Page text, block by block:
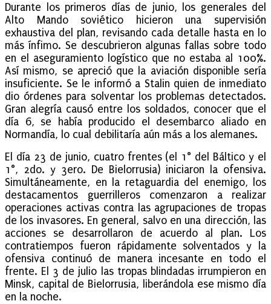
Durante los primeros días de junio, los generales del
Alto Mando soviético hicieron una supervisión
exhaustiva del plan, revisando cada detalle hasta en lo
más ínfimo. Se descubrieron algunas fallas sobre todo
en el aseguramiento logístico que no estaba al 100%.
Así mismo, se apreció que la aviación disponible sería
insuficiente. Se le informó a Stalin quien de inmediato
dio órdenes para solventar los problemas detectados.
Gran alegría causó entre los soldados, conocer que el
día 6, se había producido el desembarco aliado en
Normandía, lo cual debilitaría aún más a los alemanes.
El día 23 de junio, cuatro frentes (el 1° del Báltico y el
1°, 2do. y 3ero. De Bielorrusia) iniciaron la ofensiva.
Simultáneamente, en la retaguardia del enemigo, los
destacamentos guerrilleros comenzaron a realizar
operaciones activas contra las agrupaciones de tropas
de los invasores. En general, salvo en una dirección, las
acciones se desarrollaron de acuerdo al plan. Los
contratiempos fueron rápidamente solventados y la
ofensiva continuó de manera incesante en todo el
frente. El 3 de julio las tropas blindadas irrumpieron en
Minsk, capital de Bielorrusia, liberándola ese mismo día
en la noche.